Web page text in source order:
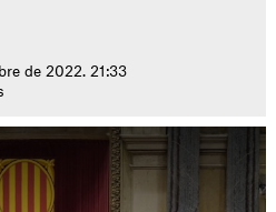
de 2022. 21:33